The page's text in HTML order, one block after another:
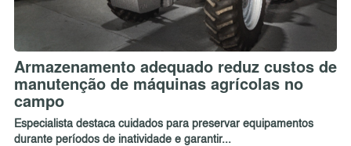
Armazenamento adequado reduz custos de
manutenção de máquinas agrícolas no
campo
Especialista destaca cuidados para preservar equipamentos
durante períodos de inatividade e garantir...